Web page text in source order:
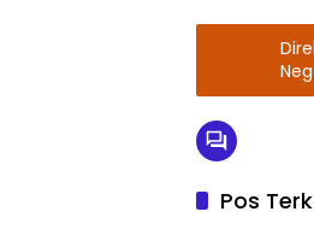
Pos
Kriminal